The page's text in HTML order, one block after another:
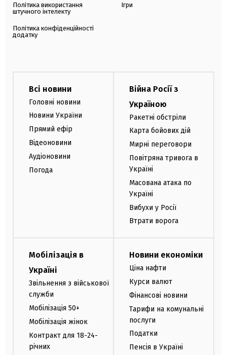
Політика використання
штучного інтелекту
Політика конфіденційності
додатку
Ігри
Всі новини
Головні новини
Новини України
Прямий ефір
Відеоновини
Аудіоновини
Погода
Війна Росії з
Україною
Ракетні обстріли
Карта бойових дій
Мирні переговори
Повітряна тривога в
Україні
Масована атака по
Україні
Вибухи у Росії
Втрати ворога
Мобілізація в
Україні
Звільнення з військової
служби
Мобілізація 50+
Мобілізація жінок
Контракт для 18-24-
річних
Новини економіки
Ціна нафти
Курси валют
Фінансові новини
Тарифи на комунальні
послуги
Податки
Пенсія в Україні